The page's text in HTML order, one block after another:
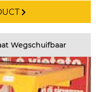
Wegschuifbaar